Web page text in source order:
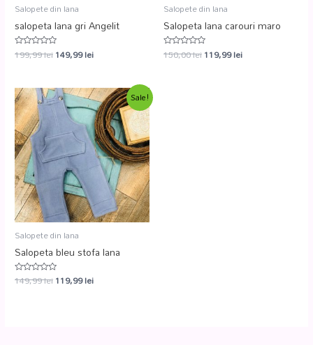
Salopete din lana
salopeta lana gri Angelit
Evaluat
la
199,99lei149,99lei
Salopete din lana
Salopeta lana carouri maro
Evaluat
la
150,00lei119,99lei
Sale!
Salopete din lana
Salopeta bleu stofa lana
Evaluat
la
149,99lei119,99lei